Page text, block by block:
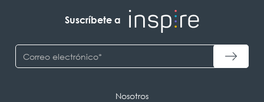
Suscríbete a
Nosotros